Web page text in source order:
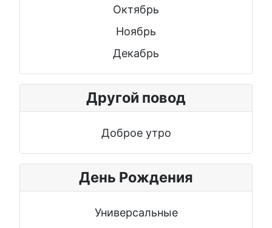
Октябрь
Ноябрь
Декабрь
Другой повод
Доброе утро
День Рождения
Универсальные